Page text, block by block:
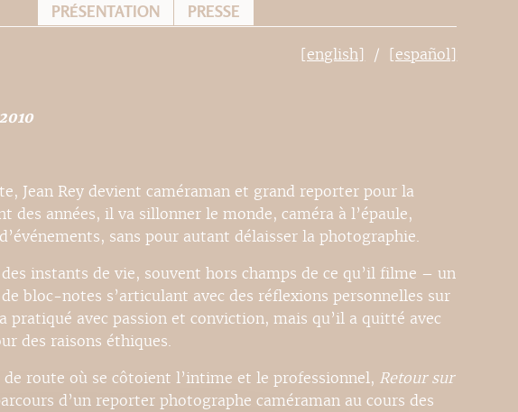
PRÉSENTATION PRESSE
[english] [español]
Jean Rey devient caméraman et grand reporter pour la
des années, il va sillonner le monde, caméra à l’épaule,
sans pour autant délaisser la photographie.
instants de vie, souvent hors champs de ce qu’il filme – un
bloc-notes s’articulant avec des réflexions personnelles sur
pratiqué avec passion et conviction, mais qu’il a quitté avec
des raisons éthiques.
de route où se côtoient l’intime et le professionnel, Retour sur
d’un reporter photographe caméraman au cours des